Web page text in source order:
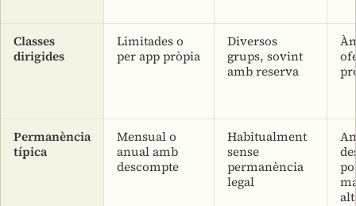
Classes
dirigides
Limitades o
per app pròpia
Diversos
grups, sovint
amb reserva
Permanència
típica
Mensual o
anual amb
descompte
Habitualment
sense
permanència
legal